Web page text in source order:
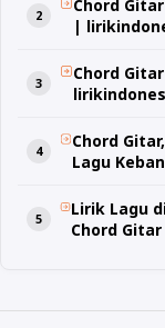
Chord
|
Chord
Chord
Lagu
Lirik Lagu
Chord